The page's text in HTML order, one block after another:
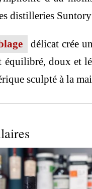
distilleries
délicat crée
équilibré, doux et
sculpté à la